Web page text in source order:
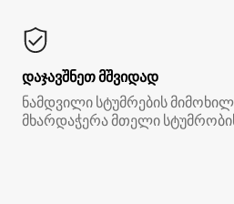
დაჯავშნეთ მშვიდად
ნამდვილი სტუმრების
მხარდაჭერა მთელი